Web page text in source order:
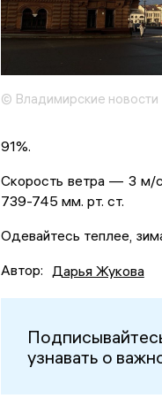
© Владимирские новости
91%.
Скорость ветра — 3 м/
739-745 мм. рт. ст.
Одевайтесь теплее,
Автор: Дарья Жукова
узнавать о